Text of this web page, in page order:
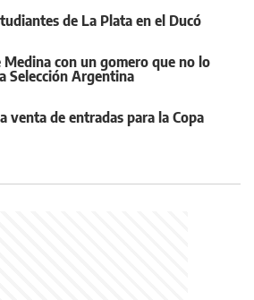
de La Plata en el Ducó
con un gomero que no lo
Selección Argentina
venta de entradas para la Copa